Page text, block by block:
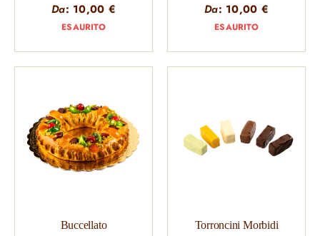
Da: 10,00 €
ESAURITO
Da: 10,00 €
ESAURITO
Buccellato Torroncini Morbidi